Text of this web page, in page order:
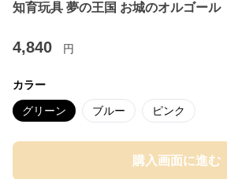
知育玩具 夢の王国 お城のオルゴール
4,840 円
カラー
グリーン ブルー ピンク
購入画面に進む